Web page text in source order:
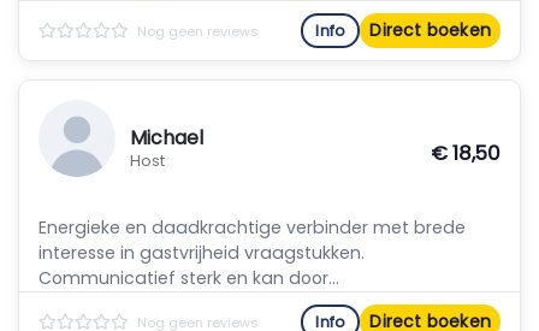
Nog geen reviews Info Direct boeken
Michael
Host € 18,50
Energieke en daadkrachtige verbinder met brede
interesse in gastvrijheid vraagstukken.
Communicatief sterk en kan door...
Nog geen reviews Info Direct boeken